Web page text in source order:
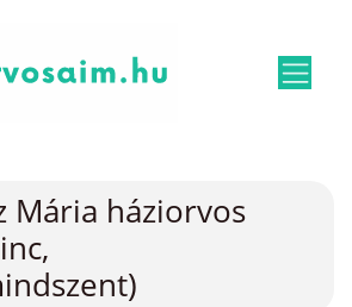
Mária háziorvos